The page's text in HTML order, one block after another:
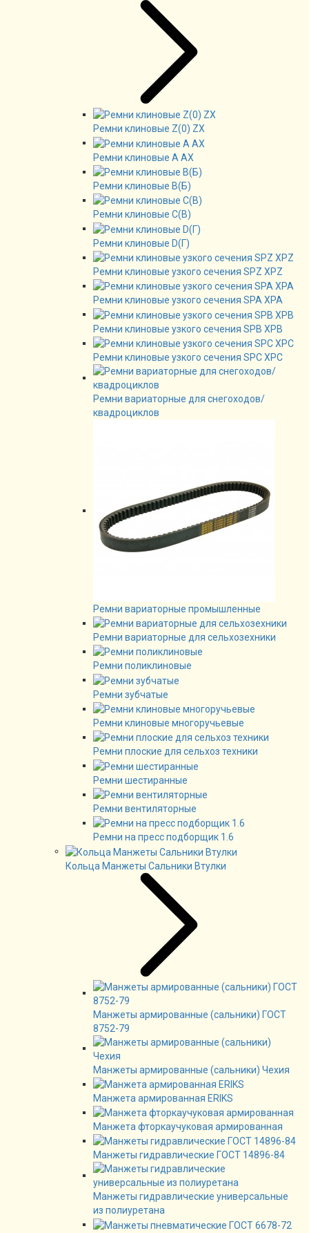
Ремни клиновые Z(0) ZX
Ремни клиновые А AX
Ремни клиновые В(Б)
Ремни клиновые C(B)
Ремни клиновые D(Г)
Ремни клиновые узкого сечения SPZ XPZ
Ремни клиновые узкого сечения SPA XPA
Ремни клиновые узкого сечения SPB XPB
Ремни клиновые узкого сечения SPC XPC
Ремни вариаторные для снегоходов/
квадроциклов
Ремни вариаторные промышленные
Ремни вариаторные для сельхозехники
Ремни поликлиновые
Ремни зубчатые
Ремни клиновые многоручьевые
Ремни плоские для сельхоз техники
Ремни шестиранные
Ремни вентиляторные
Ремни на пресс подборщик 1.6
Кольца Манжеты Сальники Втулки
Манжеты армированные (сальники) ГОСТ
8752-79
Манжеты армированные (сальники) Чехия
Манжета армированная ERIKS
Манжета фторкаучуковая армированная
Манжеты гидравлические ГОСТ 14896-84
Манжеты гидравлические универсальные
из полиуретана